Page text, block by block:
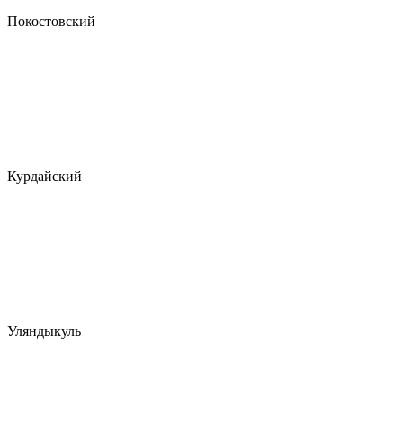
Покостовский
Курдайский
Уляндыкуль